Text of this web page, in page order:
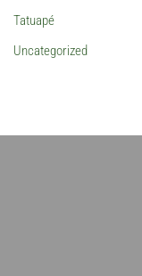
Tatuapé
Uncategorized